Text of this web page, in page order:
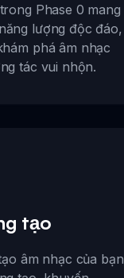
Phase 0 mang
lượng độc đáo,
phá âm nhạc
tác vui nhộn.
tạo
âm nhạc của bạn